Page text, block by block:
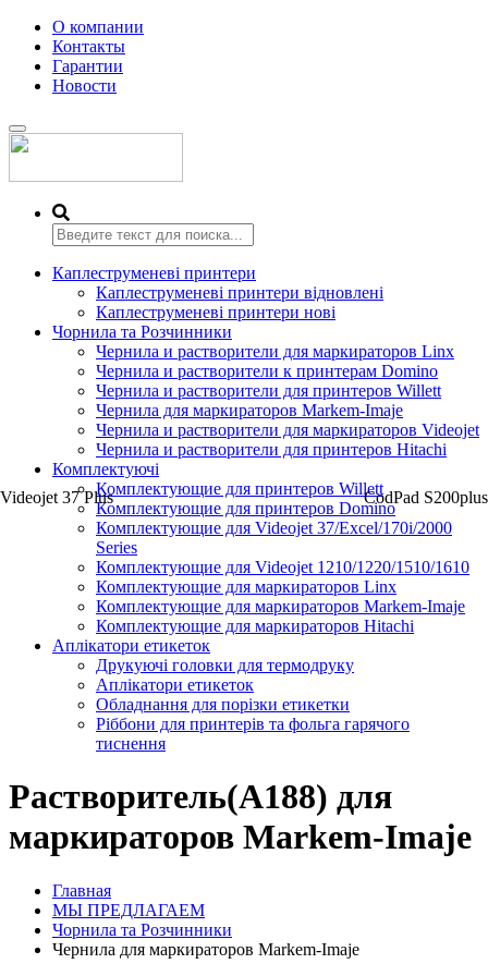
О компании
Контакты
Гарантии
Новости
Переключить
навигацию
Каплеструменеві принтери
Каплеструменеві принтери відновлені
Каплеструменеві принтери нові
Чорнила та Розчинники
Чернила и растворители для маркираторов Linx
Чернила и растворители к принтерам Domino
Чернила и растворители для принтеров Willett
Чернила для маркираторов Markem-Imaje
Чернила и растворители для маркираторов Videojet
Чернила и растворители для принтеров Hitachi
Комплектуючі
Комплектующие для принтеров Willett
Комплектующие для принтеров Domino
Комплектующие для Videojet 37/Excel/170i/2000
Series
Комплектующие для Videojet 1210/1220/1510/1610
Комплектующие для маркираторов Linx
Комплектующие для маркираторов Markem-Imaje
Комплектующие для маркираторов Hitachi
Аплікатори етикеток
Друкуючі головки для термодруку
Аплікатори етикеток
Обладнання для порізки етикетки
Ріббони для принтерів та фольга гарячого
тиснення
Растворитель(A188) для
маркираторов Markem-Imaje
Главная
МЫ ПРЕДЛАГАЕМ
Чорнила та Розчинники
Чернила для маркираторов Markem-Imaje
Videojet 37 Plus CodPad S200plus